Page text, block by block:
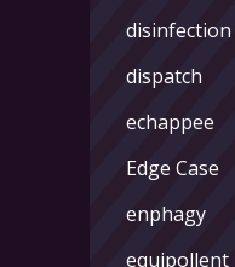
disinfection
dispatch
echappee
Edge Case
enphagy
equipollent